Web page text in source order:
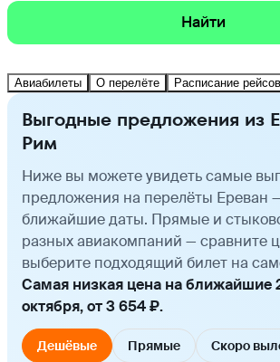
Найти
Авиабилеты О перелёте Расписание рейсов
Выгодные предложения из
Рим
Ниже вы можете увидеть самые
предложения на перелёты Ереван
ближайшие даты. Прямые и
разных авиакомпаний — сравните
выберите подходящий билет на
Самая низкая цена на ближайшие
октября, от 3 654 ₽.
Дешёвые Прямые Скоро